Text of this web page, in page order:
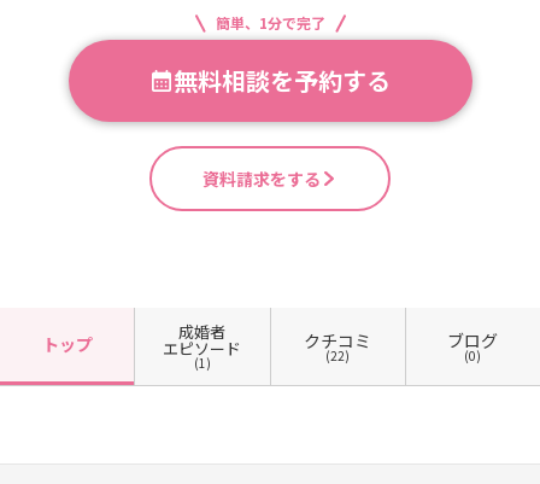
簡単、1分で完了
無料相談を予約する
資料請求をする
トップ
成婚者
エピソード
(1)
クチコミ
(22)
ブログ
(0)